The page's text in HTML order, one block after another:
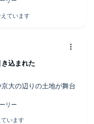
大の辺りの土地が舞台
込まれた